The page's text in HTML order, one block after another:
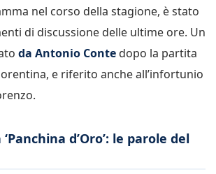
nel corso della stagione, è stato
di discussione delle ultime ore. Un
da Antonio Conte dopo la partita
e riferito anche all’infortunio
d’Oro’: le parole del